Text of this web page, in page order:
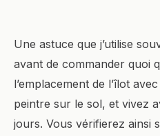
Une astuce que j’utilise
avant de commander quoi
l’emplacement de l’îlot
peintre sur le sol, et vivez
jours. Vous vérifierez ainsi